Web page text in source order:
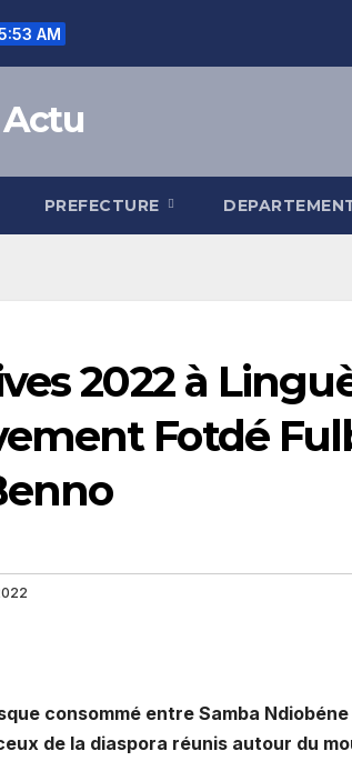
AM
Actu
PREFECTURE
2022 à
Fotdé
consommé entre Samba
de la diaspora réunis autour du